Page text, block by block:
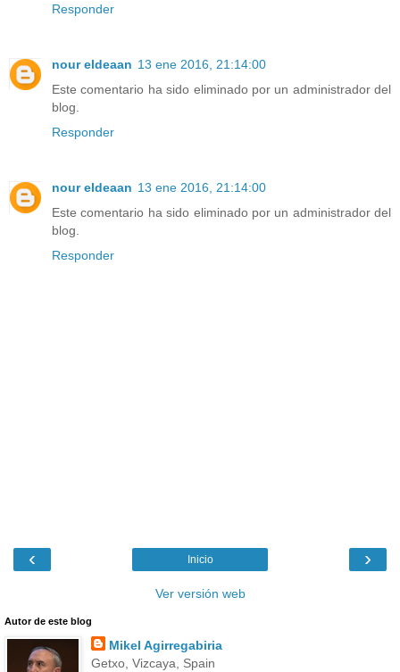
Responder
nour eldeaan 13 ene 2016, 21:14:00
Este comentario ha sido eliminado por un administrador del
blog.
Responder
nour eldeaan 13 ene 2016, 21:14:00
Este comentario ha sido eliminado por un administrador del
blog.
Responder
‹ ›
Inicio
Ver versión web
Autor de este blog
Mikel Agirregabiria
Getxo, Vizcaya, Spain